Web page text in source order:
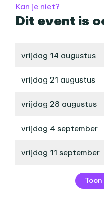
Kan je niet?
Dit event is
vrijdag 14 augustus
vrijdag 21 augustus
vrijdag 28 augustus
vrijdag 4 september
vrijdag 11 september